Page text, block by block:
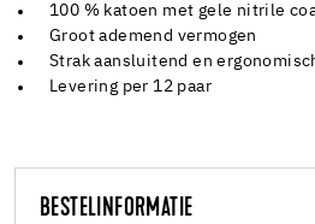
100 % katoen met gele nitrile
Groot ademend vermogen
Strak aansluitend en
Levering per 12 paar
BESTELINFORMATIE